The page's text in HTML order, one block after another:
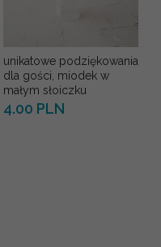
unikatowe podziękowania
dla gości, miodek w
małym słoiczku
4.00 PLN